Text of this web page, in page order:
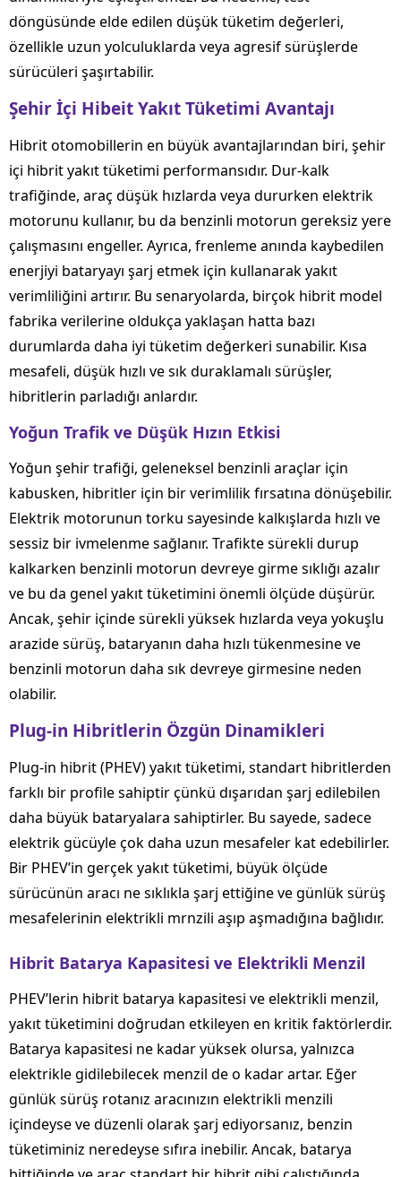
döngüsünde elde edilen düşük tüketim değerleri,
özellikle uzun yolculuklarda veya agresif sürüşlerde
sürücüleri şaşırtabilir.
Şehir İçi Hibeit Yakıt Tüketimi Avantajı
Hibrit otomobillerin en büyük avantajlarından biri, şehir
içi hibrit yakıt tüketimi performansıdır. Dur-kalk
trafiğinde, araç düşük hızlarda veya dururken elektrik
motorunu kullanır, bu da benzinli motorun gereksiz yere
çalışmasını engeller. Ayrıca, frenleme anında kaybedilen
enerjiyi bataryayı şarj etmek için kullanarak yakıt
verimliliğini artırır. Bu senaryolarda, birçok hibrit model
fabrika verilerine oldukça yaklaşan hatta bazı
durumlarda daha iyi tüketim değerkeri sunabilir. Kısa
mesafeli, düşük hızlı ve sık duraklamalı sürüşler,
hibritlerin parladığı anlardır.
Yoğun Trafik ve Düşük Hızın Etkisi
Yoğun şehir trafiği, geleneksel benzinli araçlar için
kabusken, hibritler için bir verimlilik fırsatına dönüşebilir.
Elektrik motorunun torku sayesinde kalkışlarda hızlı ve
sessiz bir ivmelenme sağlanır. Trafikte sürekli durup
kalkarken benzinli motorun devreye girme sıklığı azalır
ve bu da genel yakıt tüketimini önemli ölçüde düşürür.
Ancak, şehir içinde sürekli yüksek hızlarda veya yokuşlu
arazide sürüş, bataryanın daha hızlı tükenmesine ve
benzinli motorun daha sık devreye girmesine neden
olabilir.
Plug-in Hibritlerin Özgün Dinamikleri
Plug-in hibrit (PHEV) yakıt tüketimi, standart hibritlerden
farklı bir profile sahiptir çünkü dışarıdan şarj edilebilen
daha büyük bataryalara sahiptirler. Bu sayede, sadece
elektrik gücüyle çok daha uzun mesafeler kat edebilirler.
Bir PHEV’in gerçek yakıt tüketimi, büyük ölçüde
sürücünün aracı ne sıklıkla şarj ettiğine ve günlük sürüş
mesafelerinin elektrikli mrnzili aşıp aşmadığına bağlıdır.
Hibrit Batarya Kapasitesi ve Elektrikli Menzil
PHEV’lerin hibrit batarya kapasitesi ve elektrikli menzil,
yakıt tüketimini doğrudan etkileyen en kritik faktörlerdir.
Batarya kapasitesi ne kadar yüksek olursa, yalnızca
elektrikle gidilebilecek menzil de o kadar artar. Eğer
günlük sürüş rotanız aracınızın elektrikli menzili
içindeyse ve düzenli olarak şarj ediyorsanız, benzin
tüketiminiz neredeyse sıfıra inebilir. Ancak, batarya